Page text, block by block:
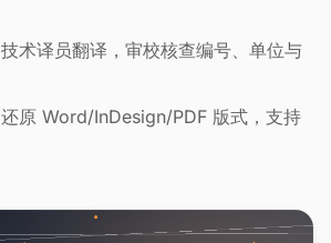
术译员翻译，审校核查编号、单位与
原 Word/InDesign/PDF 版式，支持